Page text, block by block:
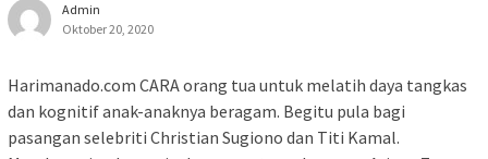
Admin
Oktober 20, 2020
Harimanado.com CARA orang tua untuk melatih daya tangkas
dan kognitif anak-anaknya beragam. Begitu pula bagi
pasangan selebriti Christian Sugiono dan Titi Kamal.